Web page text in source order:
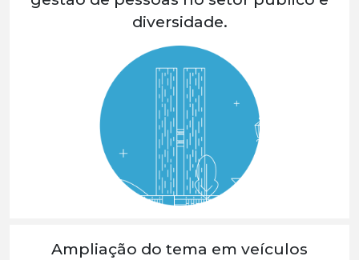
diversidade.
Ampliação do tema em veículos